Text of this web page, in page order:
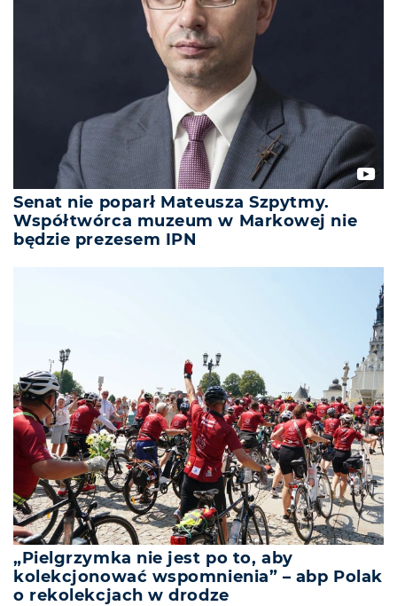
Senat nie poparł Mateusza Szpytmy.
Współtwórca muzeum w Markowej nie
będzie prezesem IPN
„Pielgrzymka nie jest po to, aby
kolekcjonować wspomnienia” – abp Polak
o rekolekcjach w drodze